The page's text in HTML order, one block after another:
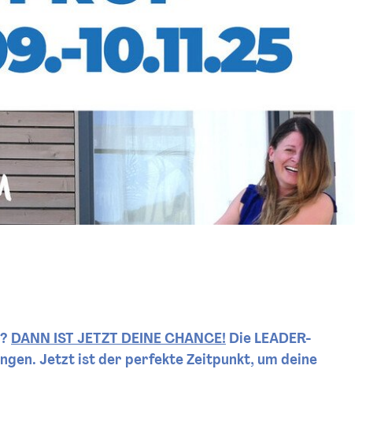
DANN IST JETZT DEINE CHANCE! Die LEADER-
Jetzt ist der perfekte Zeitpunkt, um deine